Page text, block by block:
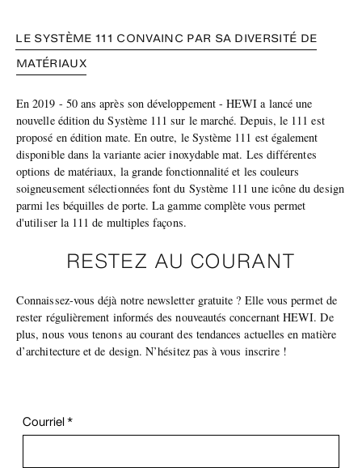
LE SYSTÈME 111 CONVAINC PAR SA DIVERSITÉ DE
MATÉRIAUX
En 2019 - 50 ans après son développement - HEWI a lancé une
nouvelle édition du Système 111 sur le marché. Depuis, le 111 est
proposé en édition mate. En outre, le Système 111 est également
disponible dans la variante acier inoxydable mat. Les différentes
options de matériaux, la grande fonctionnalité et les couleurs
soigneusement sélectionnées font du Système 111 une icône du design
parmi les béquilles de porte. La gamme complète vous permet
d'utiliser la 111 de multiples façons.
RESTEZ AU COURANT
Connaissez-vous déjà notre newsletter gratuite ? Elle vous permet de
rester régulièrement informés des nouveautés concernant HEWI. De
plus, nous vous tenons au courant des tendances actuelles en matière
d’architecture et de design. N’hésitez pas à vous inscrire !